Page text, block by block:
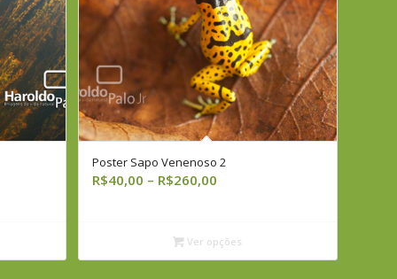
Poster Sapo Venenoso 2
R$40,00 – R$260,00Faixa
R$40,00
através
Ver opções